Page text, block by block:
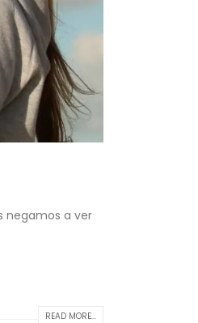
negamos a ver
READ MORE...